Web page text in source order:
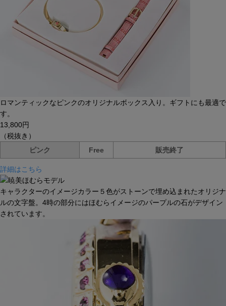
ロマンティックなピンクのオリジナルボックス入り。ギフトにも最適で
す。
13,800円
（税抜き）
ピンク
Free 販売終了
詳細はこちら
キャラクターのイメージカラー５色がストーンで埋め込まれたオリジナ
ルの文字盤。4時の部分にはほむらイメージのパープルの石がデザイン
されています。